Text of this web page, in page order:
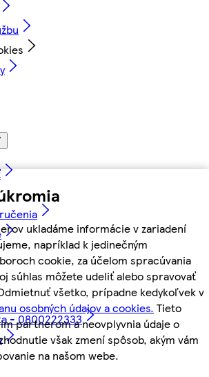
ukladáme informácie v zariadení
napríklad k jedinečným
cookie, za účelom spracúvania
súhlas môžete udeliť alebo spravovať
všetko, prípadne kedykoľvek v
osobných údajov a cookies. Tieto
partnerom a neovplyvnia údaje o
však zmení spôsob, akým vám
na našom webe.
- 0800222333